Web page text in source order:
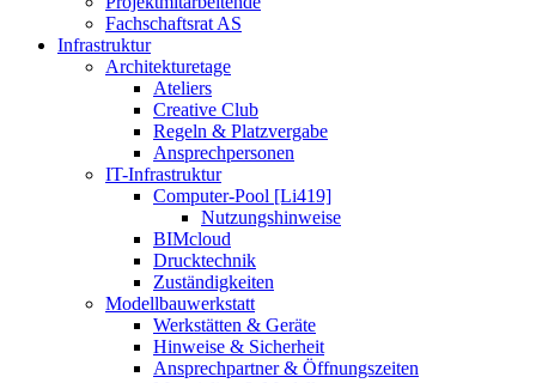
Fachschaftsrat AS
Infrastruktur
Architekturetage
Ateliers
Creative Club
Regeln & Platzvergabe
Ansprechpersonen
IT-Infrastruktur
Computer-Pool [Li419]
Nutzungshinweise
BIMcloud
Drucktechnik
Zuständigkeiten
Modellbauwerkstatt
Werkstätten & Geräte
Hinweise & Sicherheit
Ansprechpartner & Öffnungszeiten